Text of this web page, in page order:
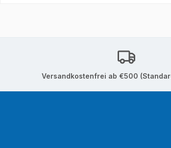
Versandkostenfrei ab €500